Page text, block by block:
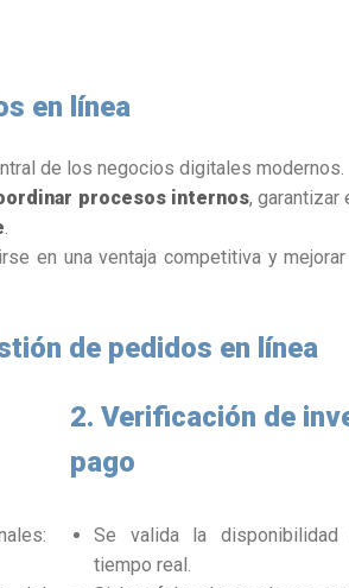
en línea
de los negocios digitales modernos.
procesos internos, garantizar
.
en una ventaja competitiva y
de pedidos en línea
2. Verificación de
pago
Se valida la
tiempo real.